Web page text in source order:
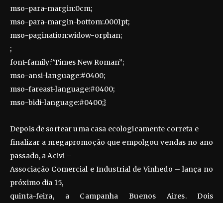
mso-para-margin:0cm;
mso-para-margin-bottom:.0001pt;
mso-pagination:widow-orphan;
;
font-family:”Times New Roman”;
mso-ansi-language:#0400;
mso-fareast-language:#0400;
mso-bidi-language:#0400;}
Depois de sortear uma casa ecologicamente correta e
finalizar a megapromoção que empolgou vendas no ano
passado, a Acivi –
Associação Comercial e Industrial de Vinhedo – lança no
próximo dia 15,
quinta-feira, a Campanha Buenos Aires. Dois